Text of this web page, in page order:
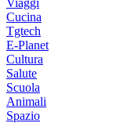
Cucina
Tgtech
E-Planet
Cultura
Salute
Scuola
Animali
Spazio